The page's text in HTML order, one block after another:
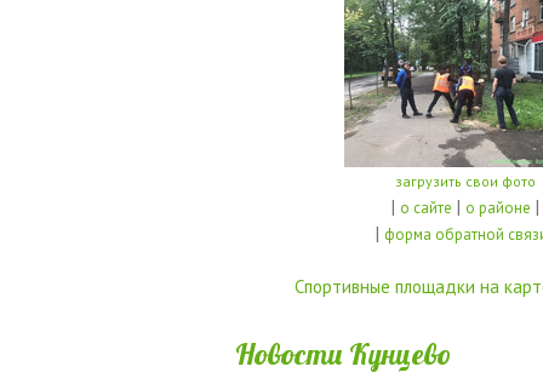
загрузить свои фото
| о сайте | о районе |
| форма обратной
Спортивные площадки на
Новости Кунцево